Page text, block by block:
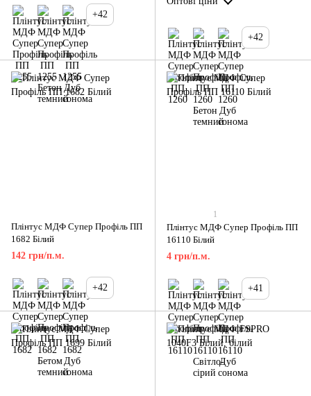
+42
+42
Плінтус МДФ Супер Профіль ПП
1682 Білий
142 грн/п.м.
+42
1
Плінтус МДФ Супер Профіль ПП
16110 Білий
4 грн/п.м.
+41